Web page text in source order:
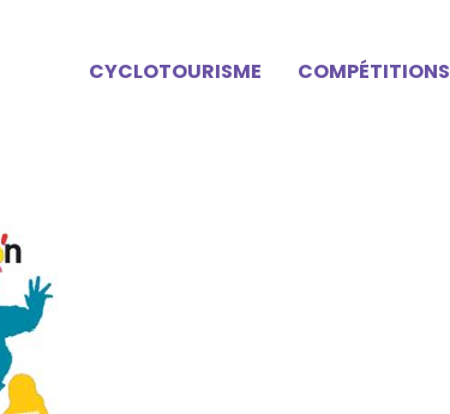
CYCLOTOURISME COMPÉTITIONS